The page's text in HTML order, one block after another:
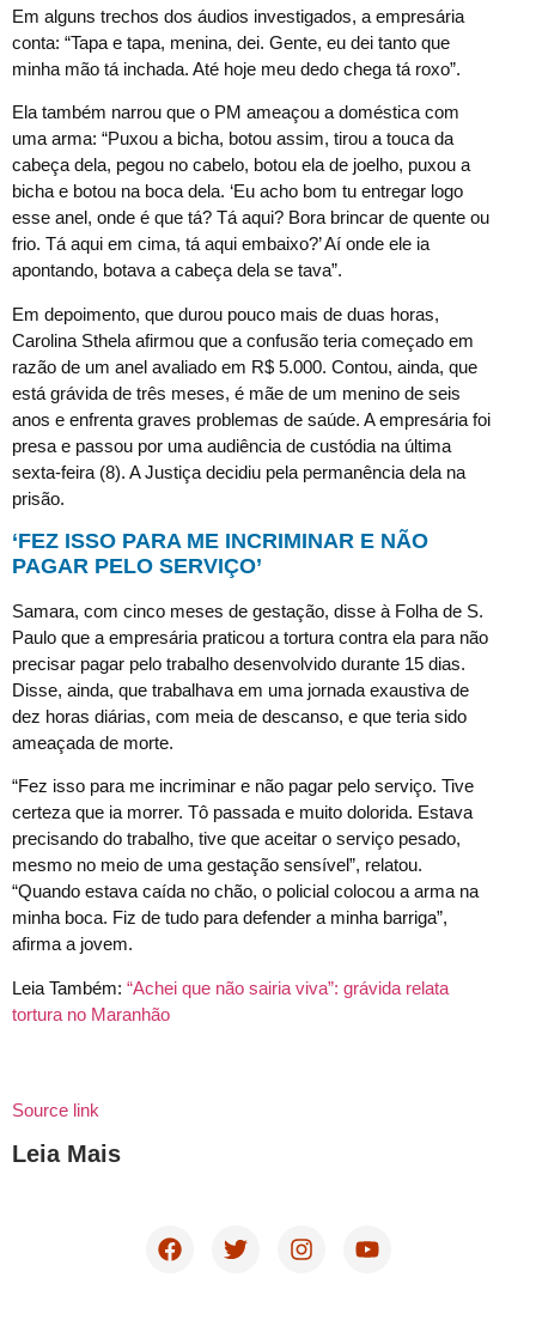
Em alguns trechos dos áudios investigados, a empresária
conta: “Tapa e tapa, menina, dei. Gente, eu dei tanto que
minha mão tá inchada. Até hoje meu dedo chega tá roxo”.
Ela também narrou que o PM ameaçou a doméstica com
uma arma: “Puxou a bicha, botou assim, tirou a touca da
cabeça dela, pegou no cabelo, botou ela de joelho, puxou a
bicha e botou na boca dela. ‘Eu acho bom tu entregar logo
esse anel, onde é que tá? Tá aqui? Bora brincar de quente ou
frio. Tá aqui em cima, tá aqui embaixo?’ Aí onde ele ia
apontando, botava a cabeça dela se tava”.
Em depoimento, que durou pouco mais de duas horas,
Carolina Sthela afirmou que a confusão teria começado em
razão de um anel avaliado em R$ 5.000. Contou, ainda, que
está grávida de três meses, é mãe de um menino de seis
anos e enfrenta graves problemas de saúde. A empresária foi
presa e passou por uma audiência de custódia na última
sexta-feira (8). A Justiça decidiu pela permanência dela na
prisão.
‘FEZ ISSO PARA ME INCRIMINAR E NÃO
PAGAR PELO SERVIÇO’
Samara, com cinco meses de gestação, disse à Folha de S.
Paulo que a empresária praticou a tortura contra ela para não
precisar pagar pelo trabalho desenvolvido durante 15 dias.
Disse, ainda, que trabalhava em uma jornada exaustiva de
dez horas diárias, com meia de descanso, e que teria sido
ameaçada de morte.
“Fez isso para me incriminar e não pagar pelo serviço. Tive
certeza que ia morrer. Tô passada e muito dolorida. Estava
precisando do trabalho, tive que aceitar o serviço pesado,
mesmo no meio de uma gestação sensível”, relatou.
“Quando estava caída no chão, o policial colocou a arma na
minha boca. Fiz de tudo para defender a minha barriga”,
afirma a jovem.
Leia Também: “Achei que não sairia viva”: grávida relata
tortura no Maranhão
Source link
Leia Mais